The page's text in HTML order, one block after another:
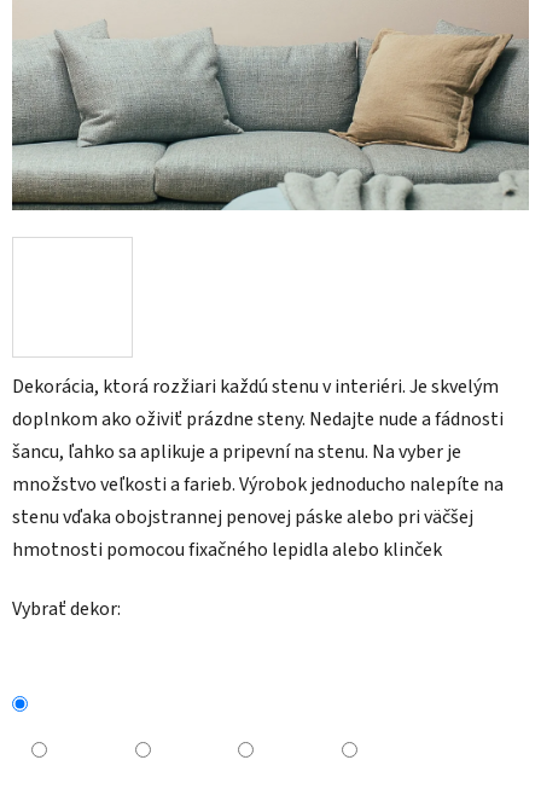
Dekorácia, ktorá rozžiari každú stenu v interiéri. Je skvelým
doplnkom ako oživiť prázdne steny. Nedajte nude a fádnosti
šancu, ľahko sa aplikuje a pripevní na stenu. Na vyber je
množstvo veľkosti a farieb. Výrobok jednoducho nalepíte na
stenu vďaka obojstrannej penovej páske alebo pri väčšej
hmotnosti pomocou fixačného lepidla alebo klinček
Vybrať dekor: